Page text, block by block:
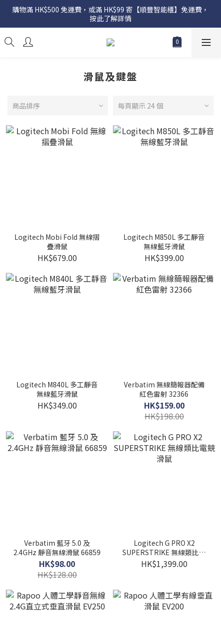
購物滿 HK$500 免運費，或滿 HK$99 寄【順豐智能櫃】免運費，
按此了解詳情
滑鼠及鍵盤
商品排序 每頁顯示 24 個
Logitech Mobi Fold 無線摺
疊滑鼠
HK$679.00
Logitech M850L 多工靜音
無線藍牙滑鼠
HK$399.00
Logitech M840L 多工靜音
無線藍牙滑鼠
HK$349.00
Verbatim 無線簡報器配備
紅色雷射 32366
HK$159.00
HK$198.00
Verbatim 藍牙 5.0 及
2.4GHz 靜音無線滑鼠 66859
HK$98.00
HK$128.00
Logitech G PRO X2
SUPERSTRIKE 無線類比電
競滑鼠
HK$1,399.00